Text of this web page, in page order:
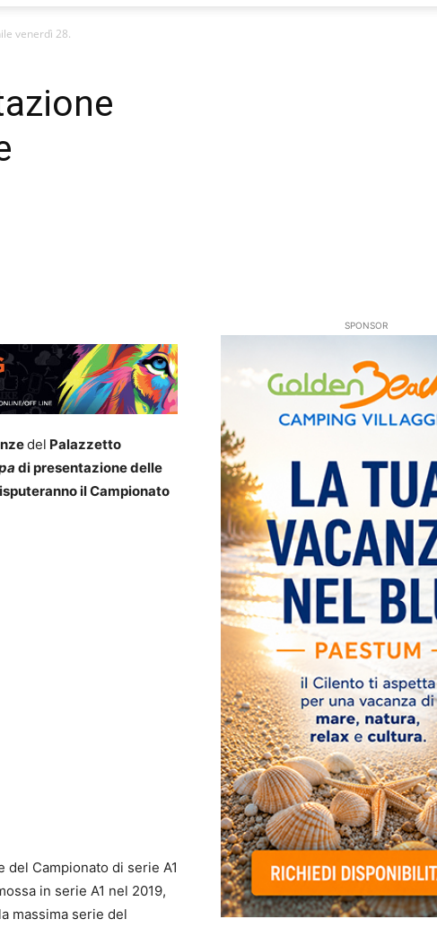
venerdì 28.
del Palazzetto
di presentazione delle
il Campionato
Campionato di serie A1
in serie A1 nel 2019,
massima serie del
SPONSOR